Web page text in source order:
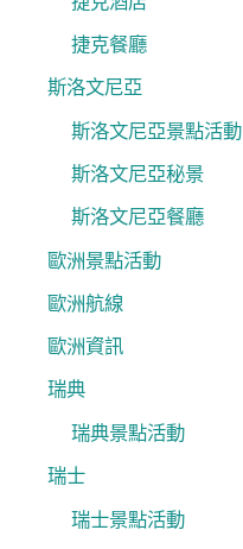
捷克餐廳
斯洛文尼亞
斯洛文尼亞景點活動
斯洛文尼亞秘景
斯洛文尼亞餐廳
歐洲景點活動
歐洲航線
歐洲資訊
瑞典
瑞典景點活動
瑞士
瑞士景點活動